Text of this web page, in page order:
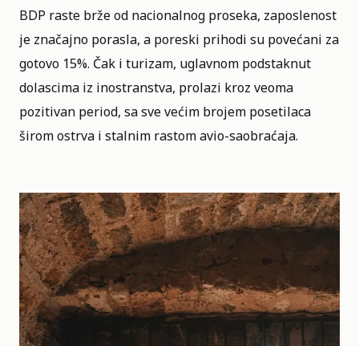
BDP raste brže od nacionalnog proseka, zaposlenost
je značajno porasla, a poreski prihodi su povećani za
gotovo 15%. Čak i turizam, uglavnom podstaknut
dolascima iz inostranstva, prolazi kroz veoma
pozitivan period, sa sve većim brojem posetilaca
širom ostrva i stalnim rastom avio-saobraćaja.